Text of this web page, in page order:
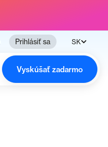
Prihlásiť sa SK
Vyskúšať zadarmo